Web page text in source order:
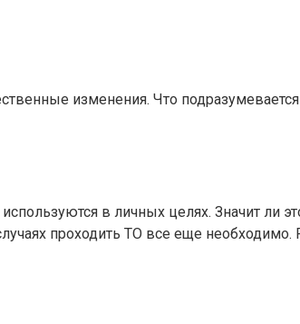
изменения. Что
в личных целях. Значит ли
проходить ТО все еще